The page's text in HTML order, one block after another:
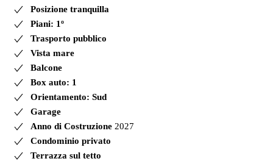
Posizione tranquilla
Piani: 1º
Trasporto pubblico
Vista mare
Balcone
Box auto: 1
Orientamento: Sud
Garage
Anno di Costruzione 2027
Condominio privato
Terrazza sul tetto